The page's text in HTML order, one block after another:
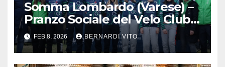
Somma Lombardo (Varese) –
Pranzo Sociale del Velo Club
Sommese
FEB 8, 2026 BERNARDI VITO